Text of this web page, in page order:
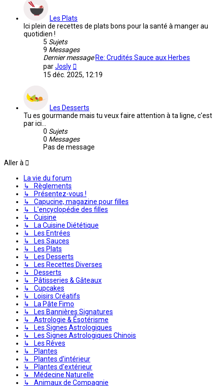
Les Plats
Ici plein de recettes de plats bons pour la santé à manger au
quotidien !
5 Sujets
9 Messages
Dernier messageRe: Crudités Sauce aux Herbes
parJosly
le
dernier
15 déc. 2025, 12:19
Les Desserts
Tu es gourmande mais tu veux faire attention à ta ligne, c'est
par ici...
0 Sujets
0 Messages
Pas de message
Aller à
La vie du forum
↳ Règlements
↳ Présentez-vous !
↳ Capucine, magazine pour filles
↳ L'encyclopédie des filles
↳ Cuisine
↳ La Cuisine Diététique
↳ Les Entrées
↳ Les Sauces
↳ Les Plats
↳ Les Desserts
↳ Les Recettes Diverses
↳ Desserts
↳ Pâtisseries & Gâteaux
↳ Cupcakes
↳ Loisirs Créatifs
↳ La Pâte Fimo
↳ Les Bannières Signatures
↳ Astrologie & Ésotérisme
↳ Les Signes Astrologiques
↳ Les Signes Astrologiques Chinois
↳ Les Rêves
↳ Plantes
↳ Plantes d'intérieur
↳ Plantes d'extérieur
↳ Médecine Naturelle
↳ Animaux de Compagnie